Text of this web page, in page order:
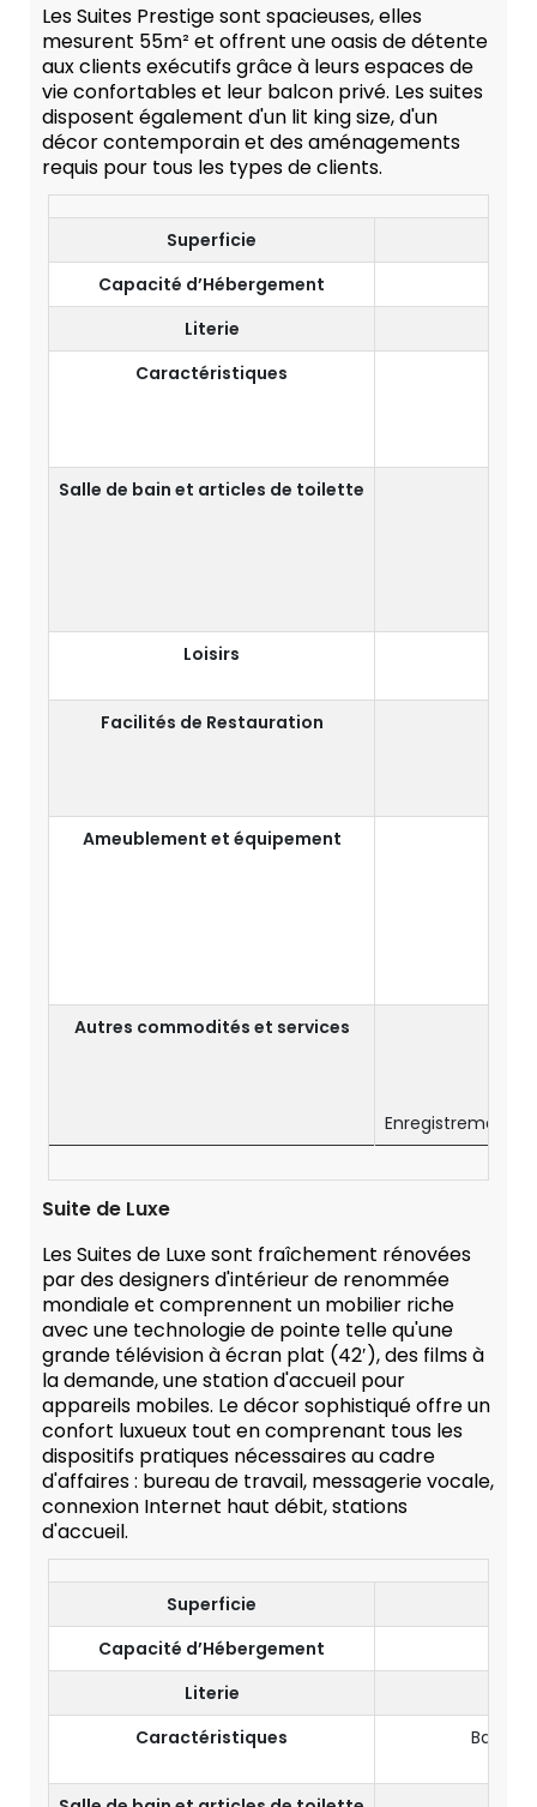
Les Suites Prestige sont spacieuses, elles
mesurent 55m² et offrent une oasis de détente
aux clients exécutifs grâce à leurs espaces de
vie confortables et leur balcon privé. Les suites
disposent également d'un lit king size, d'un
décor contemporain et des aménagements
requis pour tous les types de clients.
Superficie
Capacité d’Hébergement
Literie
Caractéristiques
Salle de bain et articles de toilette
Loisirs
Facilités de Restauration
Ameublement et équipement
Autres commodités et services
Enregistrement
Suite de Luxe
Les Suites de Luxe sont fraîchement rénovées
par des designers d'intérieur de renommée
mondiale et comprennent un mobilier riche
avec une technologie de pointe telle qu'une
grande télévision à écran plat (42′), des films à
la demande, une station d'accueil pour
appareils mobiles. Le décor sophistiqué offre un
confort luxueux tout en comprenant tous les
dispositifs pratiques nécessaires au cadre
d'affaires : bureau de travail, messagerie vocale,
connexion Internet haut débit, stations
d'accueil.
Superficie
Capacité d’Hébergement
Literie
Caractéristiques
Balcon